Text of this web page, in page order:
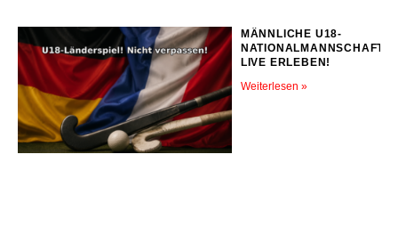
MÄNNLICHE U18-
NATIONALMANNSCHAFT
LIVE ERLEBEN!
Weiterlesen »